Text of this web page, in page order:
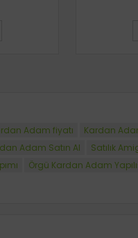
Adam fiyatı
Kardan
Adam Satın Al
Satılık
Örgü Kardan Adam